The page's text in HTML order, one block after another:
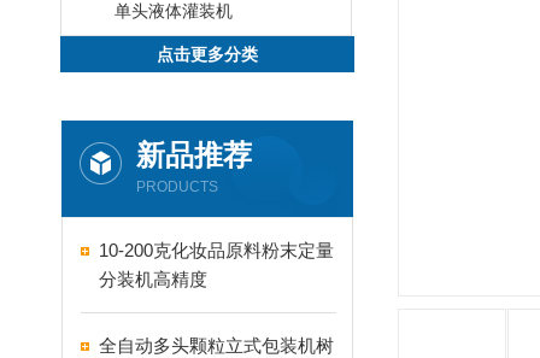
单头液体灌装机
点击更多分类
新品推荐
PRODUCTS
10-200克化妆品原料粉末定量
分装机高精度
全自动多头颗粒立式包装机树